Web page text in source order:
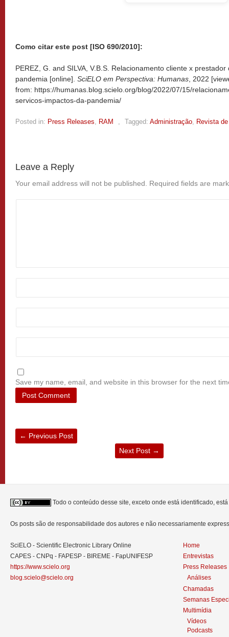
Como citar este post [ISO 690/2010]:
PEREZ, G. and SILVA, V.B.S. Relacionamento cliente x
pandemia [online]. SciELO em Perspectiva: Humanas , 2022
from: https://humanas.blog.scielo.org/blog/2022/07/15/
servicos-impactos-da-pandemia/
Posted in: Press Releases RAM Tagged: Administração Revista
Leave a Reply
Your email address will not be published. Required fields are
Save my name, email, and website in this browser for the next
← Previous Post
Next Post →
Todo o conteúdo desse site, exceto onde está identificado,
Os posts são de responsabilidade dos autores e não necessariamente
SciELO - Scientific Electronic Library Online
CAPES - CNPq - FAPESP - BIREME - FapUNIFESP
https://www.scielo.org
blog.scielo@scielo.org
Home
Entrevistas
Press Releases
Análises
Chamadas
Semanas
Multimídia
Vídeos
Podcasts